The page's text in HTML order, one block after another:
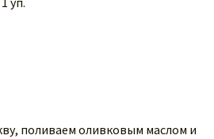
поливаем оливковым маслом и